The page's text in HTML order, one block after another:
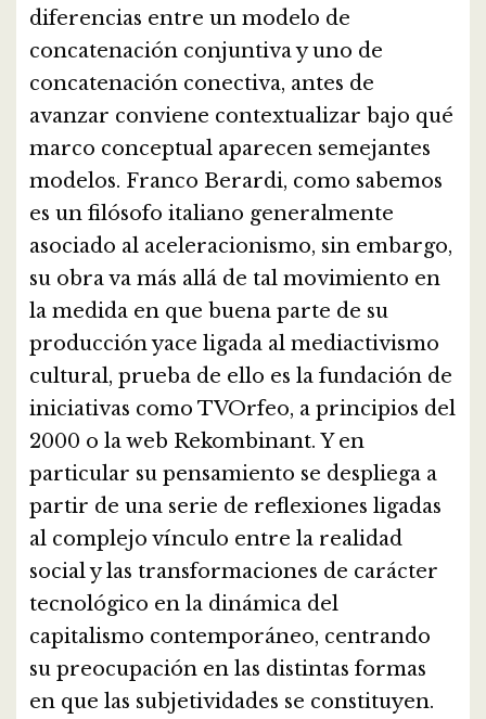
diferencias entre un modelo de
concatenación conjuntiva y uno de
concatenación conectiva, antes de
avanzar conviene contextualizar bajo qué
marco conceptual aparecen semejantes
modelos. Franco Berardi, como sabemos
es un filósofo italiano generalmente
asociado al aceleracionismo, sin embargo,
su obra va más allá de tal movimiento en
la medida en que buena parte de su
producción yace ligada al mediactivismo
cultural, prueba de ello es la fundación de
iniciativas como TVOrfeo, a principios del
2000 o la web Rekombinant. Y en
particular su pensamiento se despliega a
partir de una serie de reflexiones ligadas
al complejo vínculo entre la realidad
social y las transformaciones de carácter
tecnológico en la dinámica del
capitalismo contemporáneo, centrando
su preocupación en las distintas formas
en que las subjetividades se constituyen.